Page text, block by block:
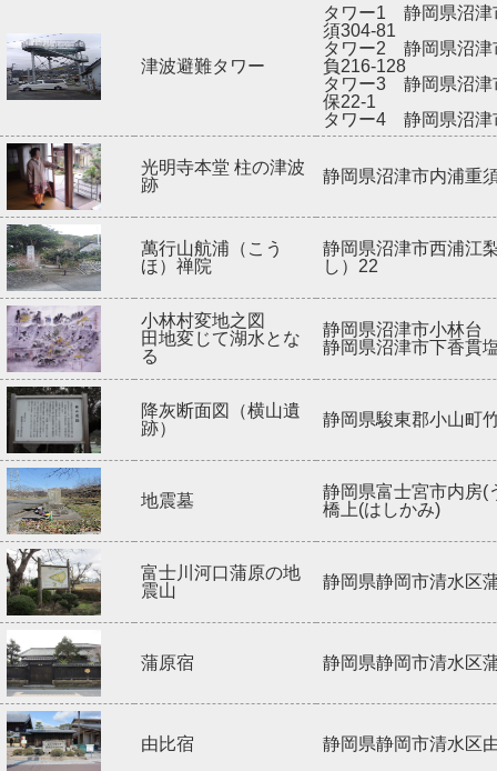
津波避難タワー
タワー1 静岡県沼津
須304-81
タワー2 静岡県沼津
負216-128
タワー3 静岡県沼津
保22-1
タワー4 静岡県沼津
光明寺本堂 柱の津波
跡
静岡県沼津市内浦重
萬行山航浦（こう
ほ）禅院
静岡県沼津市西浦江
し）22
小林村変地之図
田地変じて湖水とな
る
静岡県沼津市小林台
静岡県沼津市下香貫
降灰断面図（横山遺
跡）
静岡県駿東郡小山町
地震墓
静岡県富士宮市内房(
橋上(はしかみ)
富士川河口蒲原の地
震山
静岡県静岡市清水区
蒲原宿 静岡県静岡市清水区
由比宿 静岡県静岡市清水区